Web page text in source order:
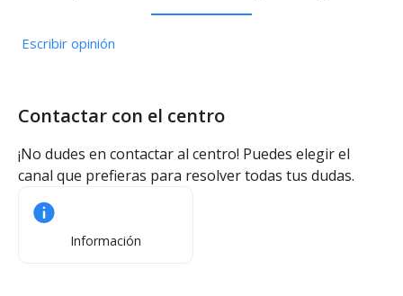
Escribir opinión
Contactar con el centro
¡No dudes en contactar al centro! Puedes elegir el
canal que prefieras para resolver todas tus dudas.
Información